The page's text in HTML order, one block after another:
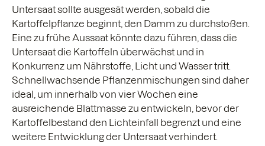
Untersaat sollte ausgesät werden, sobald die
Kartoffelpflanze beginnt, den Damm zu durchstoßen.
Eine zu frühe Aussaat könnte dazu führen, dass die
Untersaat die Kartoffeln überwächst und in
Konkurrenz um Nährstoffe, Licht und Wasser tritt.
Schnellwachsende Pflanzenmischungen sind daher
ideal, um innerhalb von vier Wochen eine
ausreichende Blattmasse zu entwickeln, bevor der
Kartoffelbestand den Lichteinfall begrenzt und eine
weitere Entwicklung der Untersaat verhindert.